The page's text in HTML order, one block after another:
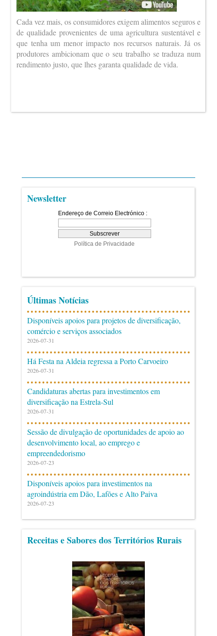
Cada vez mais, os consumidores exigem alimentos seguros e
de qualidade provenientes de uma agricultura sustentável e
que tenha um menor impacto nos recursos naturais. Já os
produtores ambicionam que o seu trabalho se traduza num
rendimento justo, que lhes garanta qualidade de vida.
Newsletter
Últimas Notícias
Disponíveis apoios para projetos de diversificação,
comércio e serviços associados
2026-07-31
Há Festa na Aldeia regressa a Porto Carvoeiro
2026-07-31
Candidaturas abertas para investimentos em
diversificação na Estrela-Sul
2026-07-31
Sessão de divulgação de oportunidades de apoio ao
desenvolvimento local, ao emprego e
empreendedorismo
2026-07-23
Disponíveis apoios para investimentos na
agroindústria em Dão, Lafões e Alto Paiva
2026-07-23
Receitas e Sabores dos Territórios Rurais